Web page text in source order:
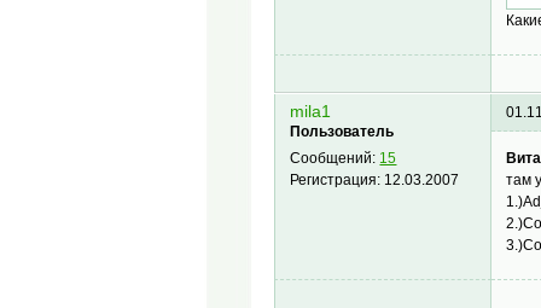
mila1
Пользователь
Сообщений: 15
Регистрация: 12.03.2007
там